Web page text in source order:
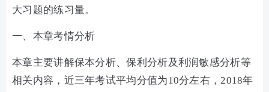
大习题的练习量。
一、本章考情分析
本章主要讲解保本分析、保利分析及利润敏感分析等
相关内容，近三年考试平均分值为10分左右，2018年